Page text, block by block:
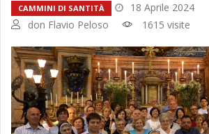
CAMMINI DI SANTITÀ
18 Aprile 2024
don Flavio Peloso
1615 visite